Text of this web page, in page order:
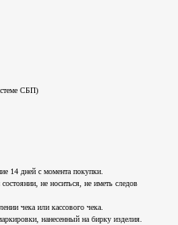
СБП)
14 дней с момента покупки.
не носиться, не иметь следов
чека или кассового чека.
нанесенный на бирку изделия.